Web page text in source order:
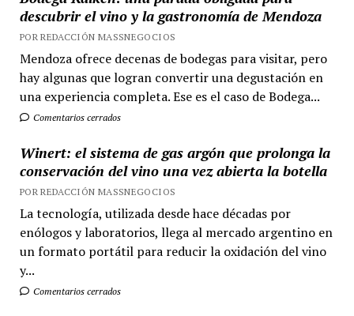
descubrir el vino y la gastronomía de Mendoza
POR REDACCIÓN MASSNEGOCIOS
Mendoza ofrece decenas de bodegas para visitar, pero
hay algunas que logran convertir una degustación en
una experiencia completa. Ese es el caso de Bodega...
Comentarios cerrados
Winert: el sistema de gas argón que prolonga la
conservación del vino una vez abierta la botella
POR REDACCIÓN MASSNEGOCIOS
La tecnología, utilizada desde hace décadas por
enólogos y laboratorios, llega al mercado argentino en
un formato portátil para reducir la oxidación del vino
y...
Comentarios cerrados